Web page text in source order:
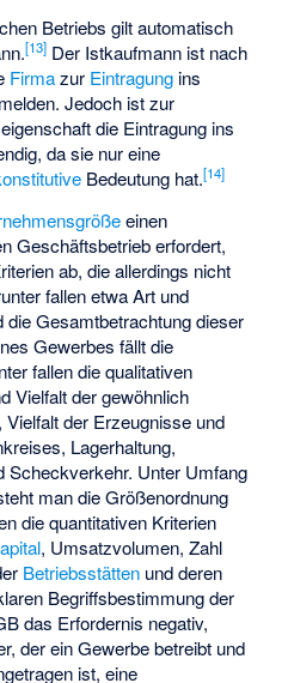
Betriebs gilt automatisch
[13] Der Istkaufmann ist nach
Firmazur Eintragung ins
Jedoch ist zur
die Eintragung ins
da sie nur eine
Bedeutung hat.[14]
einen
Geschäftsbetrieb erfordert,
ab, die allerdings nicht
fallen etwa Art und
Gesamtbetrachtung dieser
Gewerbes fällt die
fallen die qualitativen
Vielfalt der gewöhnlich
der Erzeugnisse und
Lagerhaltung,
Scheckverkehr. Unter Umfang
man die Größenordnung
die quantitativen Kriterien
, Umsatzvolumen, Zahl
Betriebsstätten und deren
Begriffsbestimmung der
das Erfordernis negativ,
der ein Gewerbe betreibt und
ist, eine